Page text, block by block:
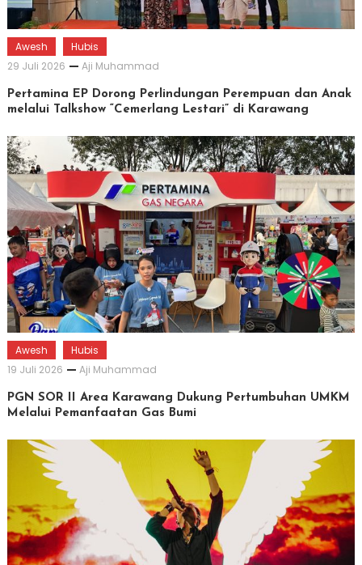
Awesh
Hubis
29 Juli 2026
Aji Muhammad
Pertamina EP Dorong Perlindungan Perempuan dan Anak
melalui Talkshow “Cemerlang Lestari” di Karawang
Awesh
Hubis
19 Juli 2026
Aji Muhammad
PGN SOR II Area Karawang Dukung Pertumbuhan UMKM
Melalui Pemanfaatan Gas Bumi